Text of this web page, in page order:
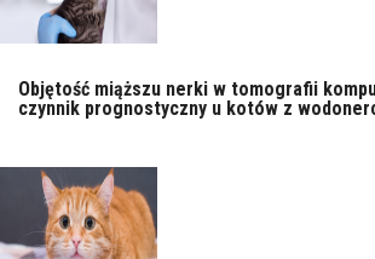
Objętość miąższu nerki w tomografii
czynnik prognostyczny u kotów z